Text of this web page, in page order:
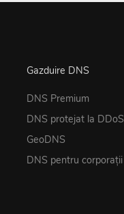
Gazduire DNS
DNS Premium
DNS protejat la DDoS
GeoDNS
DNS pentru corporații